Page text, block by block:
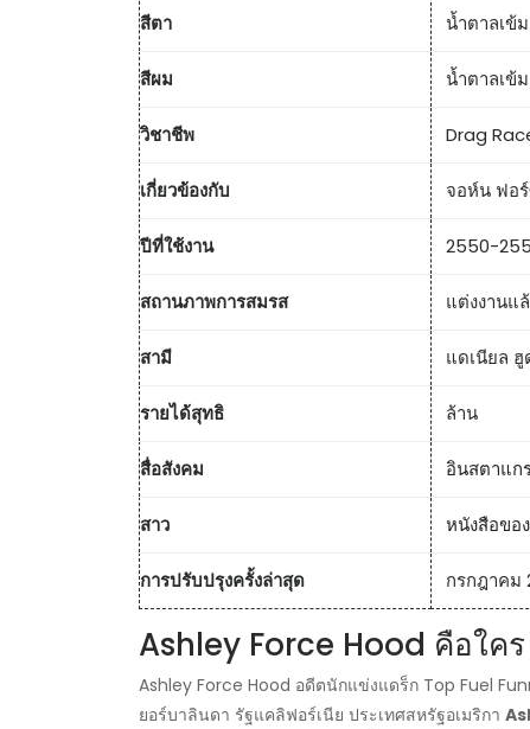
สีตา น้ำตาลเข้ม
สีผม น้ำตาลเข้ม
วิชาชีพ Drag
เกี่ยวข้องกับ จอห์น ฟอ
ปีที่ใช้งาน 2550-
สถานภาพการสมรส แต่งงานแ
สามี แดเนียล ฮู
รายได้สุทธิ ล้าน
สื่อสังคม อินสตาแก
สาว หนังสือขอ
การปรับปรุงครั้งล่าสุด กรกฎาคม
Ashley Force Hood คือใค
Ashley Force Hood อดีตนักแข่งแดร็ก Top Fuel
ยอร์บาลินดา รัฐแคลิฟอร์เนีย ประเทศสหรัฐอเมริกา